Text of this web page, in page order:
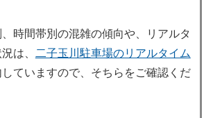
時間帯別の混雑の傾向や、リアルタ
は、
二子玉川駐車場のリアルタイム
ていますので、そちらをご確認くだ